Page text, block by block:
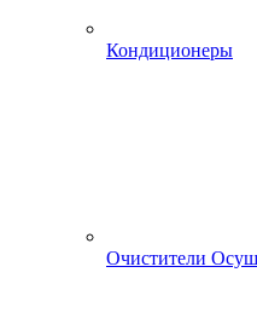
Кондиционеры
Очистители